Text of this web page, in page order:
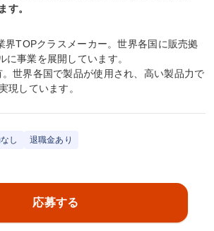
す。
界TOPクラスメーカー。世界各国に販売拠
に事業を展開しています。
世界各国で製品が使用され、高い製品力で
現しています。
し 退職金あり
応募する